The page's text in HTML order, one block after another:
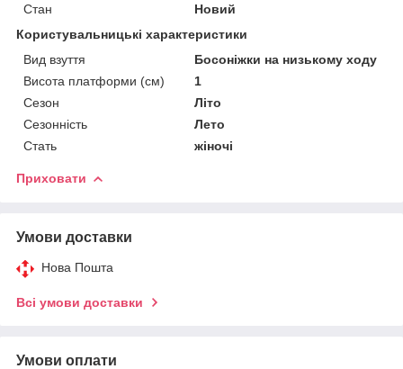
Стан
Новий
Користувальницькі характеристики
Вид взуття
Босоніжки на низькому ходу
Висота платформи (см)
1
Сезон
Літо
Сезонність
Лето
Стать
жіночі
Приховати
Умови доставки
Нова Пошта
Всі умови доставки
Умови оплати